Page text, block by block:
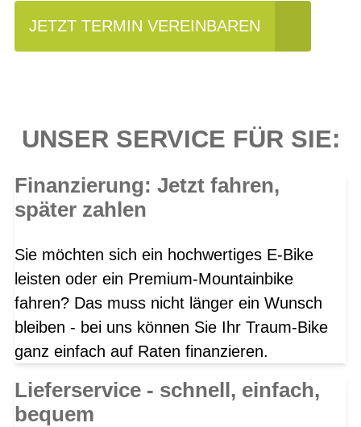
JETZT TERMIN VEREINBAREN
UNSER SERVICE FÜR SIE:
Finanzierung: Jetzt fahren,
später zahlen
Sie möchten sich ein hochwertiges E-Bike
leisten oder ein Premium-Mountainbike
fahren? Das muss nicht länger ein Wunsch
bleiben - bei uns können Sie Ihr Traum-Bike
ganz einfach auf Raten finanzieren.
Lieferservice - schnell, einfach,
bequem